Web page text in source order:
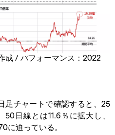
成 / パフォーマンス：2022
足チャートで確認すると、25
日線とは11.6％に拡大し、
に迫っている。